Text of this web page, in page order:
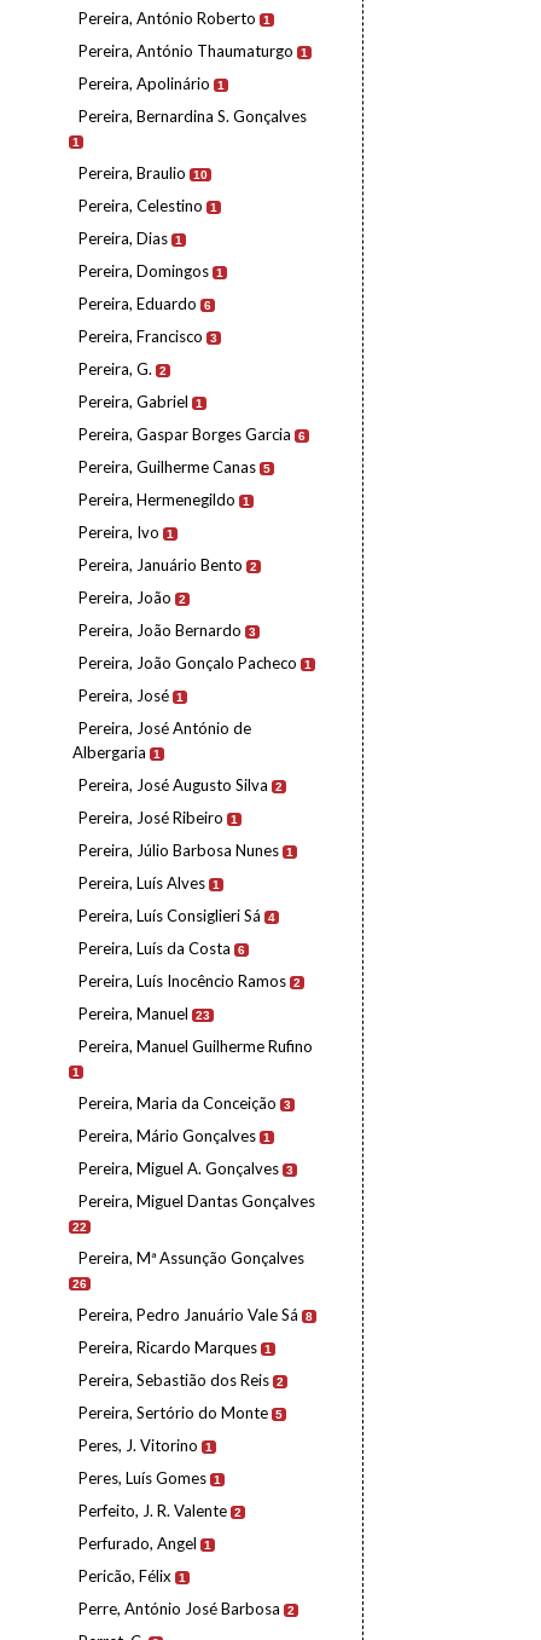
Pereira, António Roberto 1
Pereira, António Thaumaturgo 1
Pereira, Apolinário 1
Pereira, Bernardina S. Gonçalves
1
Pereira, Braulio 10
Pereira, Celestino 1
Pereira, Dias 1
Pereira, Domingos 1
Pereira, Eduardo 6
Pereira, Francisco 3
Pereira, G. 2
Pereira, Gabriel 1
Pereira, Gaspar Borges Garcia 6
Pereira, Guilherme Canas 5
Pereira, Hermenegildo 1
Pereira, Ivo 1
Pereira, Januário Bento 2
Pereira, João 2
Pereira, João Bernardo 3
Pereira, João Gonçalo Pacheco 1
Pereira, José 1
Pereira, José António de
Albergaria
1
Pereira, José Augusto Silva 2
Pereira, José Ribeiro 1
Pereira, Júlio Barbosa Nunes 1
Pereira, Luís Alves 1
Pereira, Luís Consiglieri Sá 4
Pereira, Luís da Costa 6
Pereira, Luís Inocêncio Ramos 2
Pereira, Manuel 23
Pereira, Manuel Guilherme Rufino
1
Pereira, Maria da Conceição 3
Pereira, Mário Gonçalves 1
Pereira, Miguel A. Gonçalves 3
Pereira, Miguel Dantas Gonçalves
22
Pereira, Mª Assunção Gonçalves
26
Pereira, Pedro Januário Vale Sá 8
Pereira, Ricardo Marques 1
Pereira, Sebastião dos Reis 2
Pereira, Sertório do Monte 5
Peres, J. Vitorino 1
Peres, Luís Gomes 1
Perfeito, J. R. Valente 2
Perfurado, Angel 1
Pericão, Félix 1
Perre, António José Barbosa 2